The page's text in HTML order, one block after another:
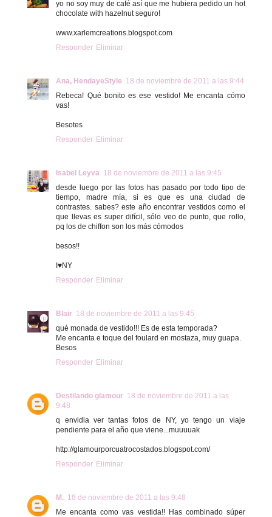
yo no soy muy de café así que me hubiera pedido un hot
chocolate with hazelnut seguro!
www.xarlemcreations.blogspot.com
Responder Eliminar
Ana, HendayeStyle 18 de noviembre de 2011 a las 9:44
Rebeca! Qué bonito es ese vestido! Me encanta cómo
vas!
Besotes
Responder Eliminar
Isabel Leyva 18 de noviembre de 2011 a las 9:45
desde luego por las fotos has pasado por todo tipo de
tiempo, madre mía, si es que es una ciudad de
contrastes. sabes? este año encontrar vestidos como el
que llevas es super difícil, sólo veo de punto, que rollo,
pq los de chiffon son los más cómodos
besos!!
I♥NY
Responder Eliminar
Blair 18 de noviembre de 2011 a las 9:45
qué monada de vestido!!! Es de esta temporada?
Me encanta e toque del foulard en mostaza, muy guapa.
Besos
Responder Eliminar
Destilando glamour 18 de noviembre de 2011 a las
9:48
q envidia ver tantas fotos de NY, yo tengo un viaje
pendiente para el año que viene...muuuuak
http://glamourporcuatrocostados.blogspot.com/
Responder Eliminar
M. 18 de noviembre de 2011 a las 9:48
Me encanta como vas vestida!! Has combinado súper